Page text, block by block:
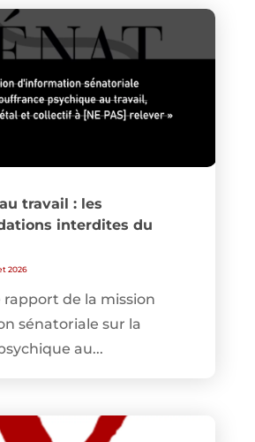
travail : les
interdites du
2026
rapport de la mission
sénatoriale sur la
au...